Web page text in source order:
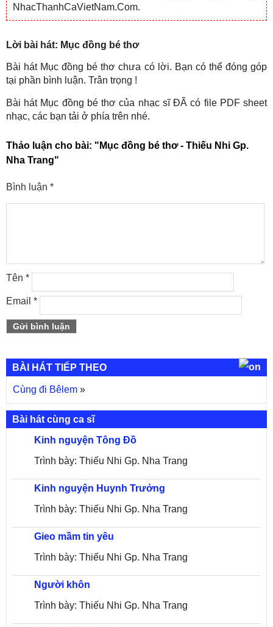
NhacThanhCaVietNam.Com.
Lời bài hát: Mục đồng bé thơ
Bài hát Mục đồng bé thơ chưa có lời. Bạn có thể đóng góp
tại phần bình luận. Trân trọng !
Bài hát Mục đồng bé thơ của nhạc sĩ ĐÃ có file PDF sheet
nhạc, các bạn tải ở phía trên nhé.
Thảo luận cho bài: "Mục đồng bé thơ - Thiếu Nhi Gp.
Nha Trang"
Bình luận *
Tên *
Email *
BÀI HÁT TIẾP THEO
Cùng đi Bêlem »
Bài hát cùng ca sĩ
Kinh nguyện Tông Đồ
Trình bày: Thiếu Nhi Gp. Nha Trang
Kinh nguyện Huynh Trưởng
Trình bày: Thiếu Nhi Gp. Nha Trang
Gieo mầm tin yêu
Trình bày: Thiếu Nhi Gp. Nha Trang
Người khôn
Trình bày: Thiếu Nhi Gp. Nha Trang